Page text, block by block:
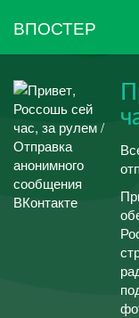
ВПОСТЕР